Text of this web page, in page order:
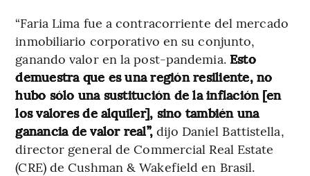
“Faria Lima fue a contracorriente del mercado
inmobiliario corporativo en su conjunto,
ganando valor en la post-pandemia. Esto
demuestra que es una región resiliente, no
hubo sólo una sustitución de la inflación [en
los valores de alquiler], sino también una
ganancia de valor real”, dijo Daniel Battistella,
director general de Commercial Real Estate
(CRE) de Cushman & Wakefield en Brasil.